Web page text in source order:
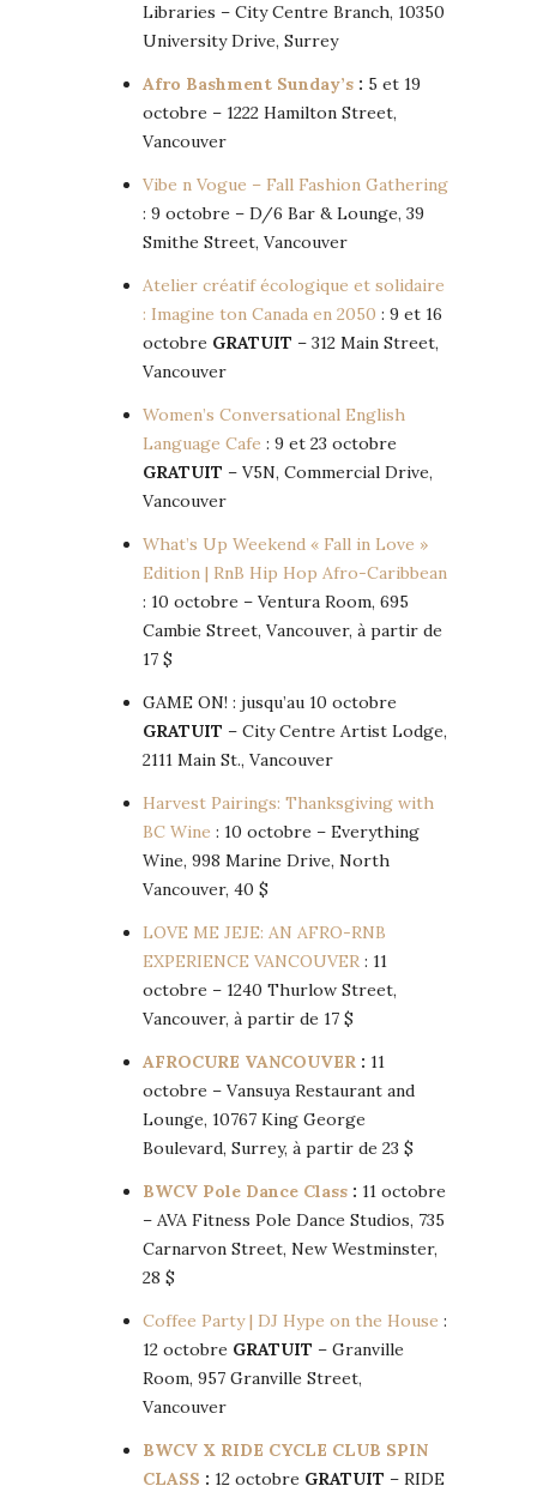
Libraries – City Centre Branch, 10350
University Drive, Surrey
Afro Bashment Sunday’s : 5 et 19
octobre – 1222 Hamilton Street,
Vancouver
Vibe n Vogue – Fall Fashion Gathering
: 9 octobre – D/6 Bar & Lounge, 39
Smithe Street, Vancouver
Atelier créatif écologique et solidaire
: Imagine ton Canada en 2050 : 9 et 16
octobre GRATUIT – 312 Main Street,
Vancouver
Women’s Conversational English
Language Cafe : 9 et 23 octobre
GRATUIT – V5N, Commercial Drive,
Vancouver
What’s Up Weekend « Fall in Love »
Edition | RnB Hip Hop Afro-Caribbean
: 10 octobre – Ventura Room, 695
Cambie Street, Vancouver, à partir de
17 $
GAME ON! : jusqu’au 10 octobre
GRATUIT – City Centre Artist Lodge,
2111 Main St., Vancouver
Harvest Pairings: Thanksgiving with
BC Wine : 10 octobre – Everything
Wine, 998 Marine Drive, North
Vancouver, 40 $
LOVE ME JEJE: AN AFRO-RNB
EXPERIENCE VANCOUVER : 11
octobre – 1240 Thurlow Street,
Vancouver, à partir de 17 $
AFROCURE VANCOUVER : 11
octobre – Vansuya Restaurant and
Lounge, 10767 King George
Boulevard, Surrey, à partir de 23 $
BWCV Pole Dance Class : 11 octobre
– AVA Fitness Pole Dance Studios, 735
Carnarvon Street, New Westminster,
28 $
Coffee Party | DJ Hype on the House :
12 octobre GRATUIT – Granville
Room, 957 Granville Street,
Vancouver
BWCV X RIDE CYCLE CLUB SPIN
CLASS : 12 octobre GRATUIT – RIDE